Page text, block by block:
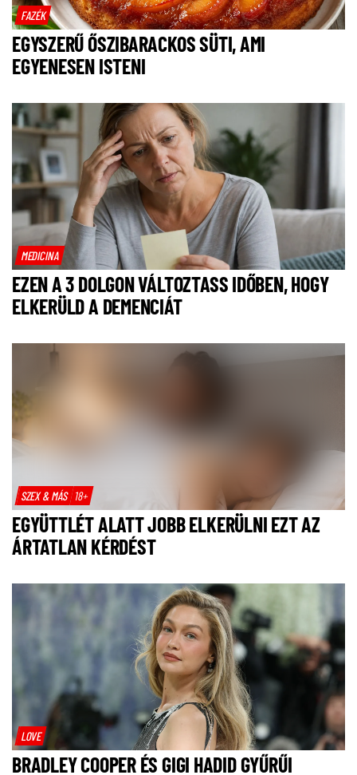
FAZÉK
EGYSZERŰ ŐSZIBARACKOS SÜTI, AMI
EGYENESEN ISTENI
MEDICINA
EZEN A 3 DOLGON VÁLTOZTASS IDŐBEN, HOGY
ELKERÜLD A DEMENCIÁT
SZEX & MÁS 18+
EGYÜTTLÉT ALATT JOBB ELKERÜLNI EZT AZ
ÁRTATLAN KÉRDÉST
LOVE
BRADLEY COOPER ÉS GIGI HADID GYŰRŰI